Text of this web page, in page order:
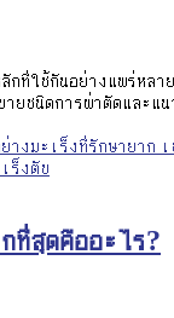
กที่ใช้กันอย่างแพร่หลา
ยชนิดการผ่าตัดและแน
ที่สุดคืออะไร?